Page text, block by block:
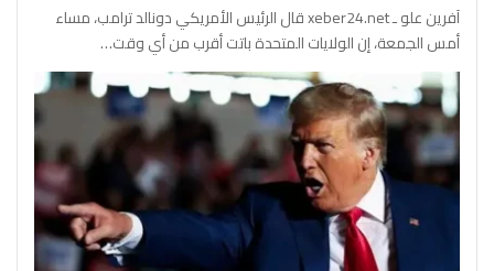
آفرين علو ـ xeber24.net قال الرئيس الأمريكي دونالد ترامب، مساء
أمس الجمعة، إن الولايات المتحدة باتت أقرب من أي وقت…